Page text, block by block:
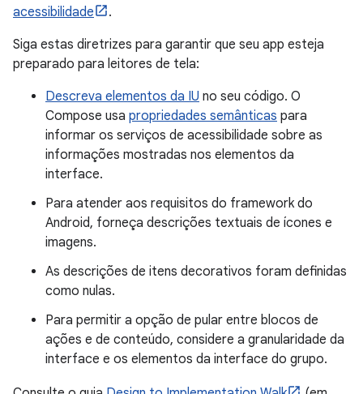
acessibilidade
.
Siga estas diretrizes para garantir que seu app esteja
preparado para leitores de tela:
Descreva elementos da IU no seu código. O
Compose usa propriedades semânticas para
informar os serviços de acessibilidade sobre as
informações mostradas nos elementos da
interface.
Para atender aos requisitos do framework do
Android, forneça descrições textuais de ícones e
imagens.
As descrições de itens decorativos foram definidas
como nulas.
Para permitir a opção de pular entre blocos de
ações e de conteúdo, considere a granularidade da
interface e os elementos da interface do grupo.